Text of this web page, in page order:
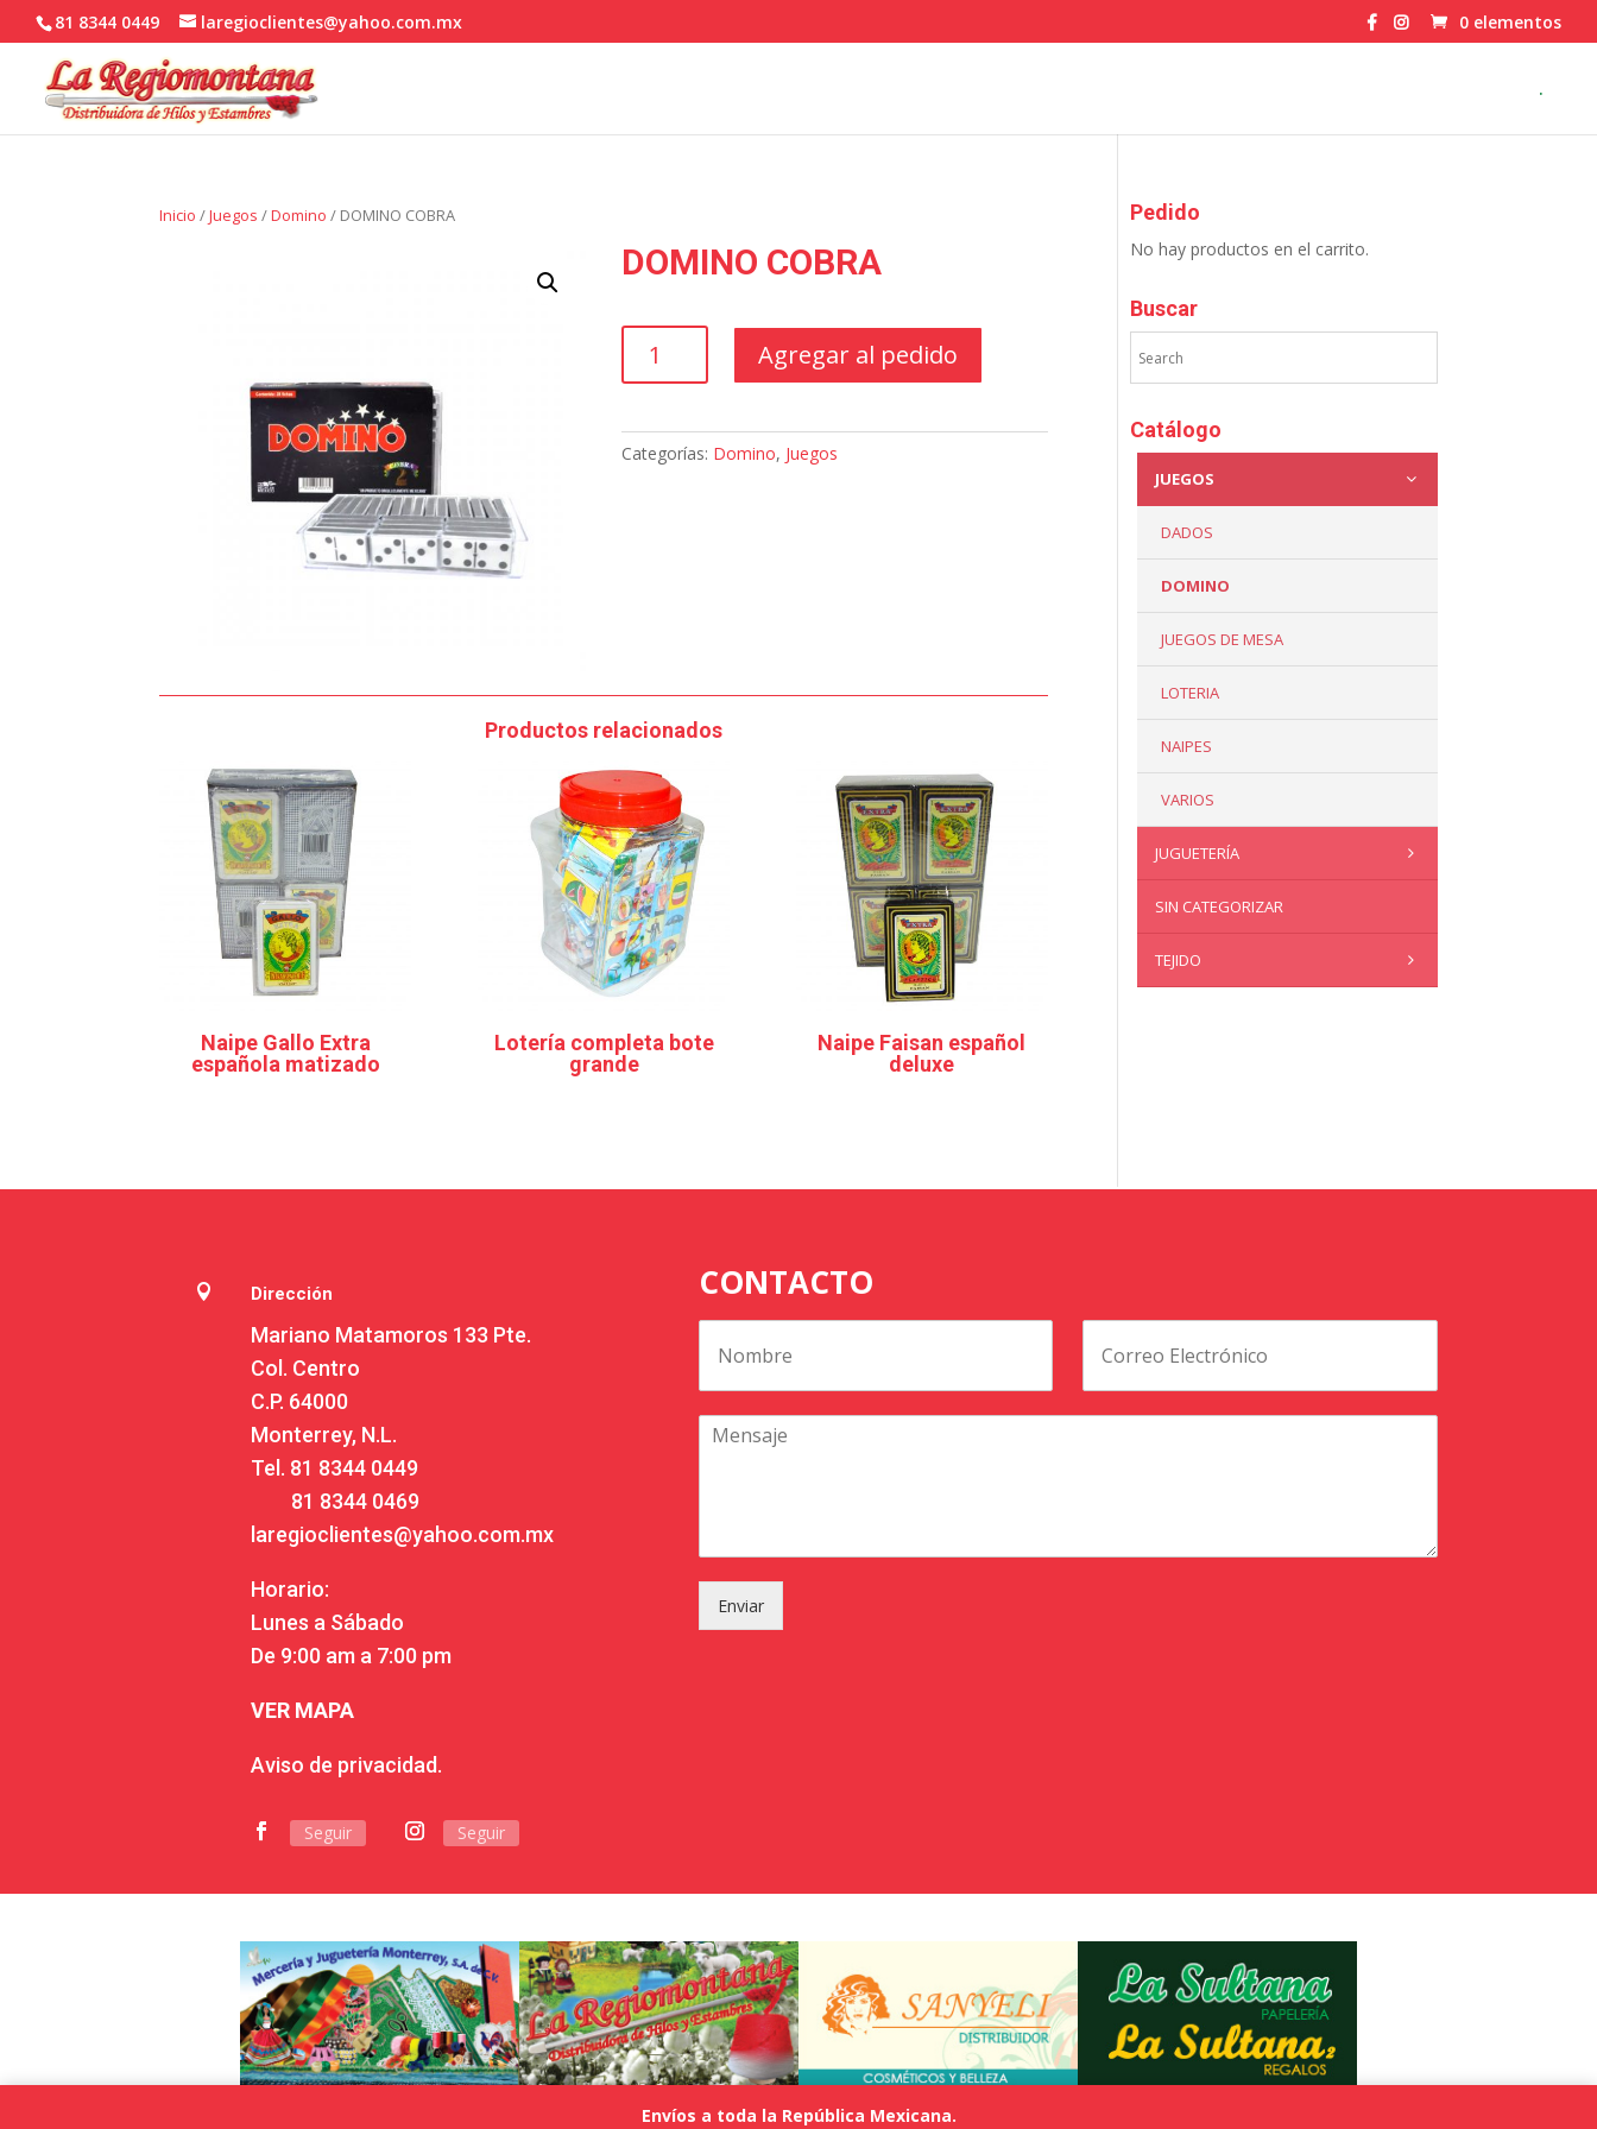
81 8344 0449 laregioclientes@yahoo.com.mx 0 elementos
.
Inicio /Juegos /Domino / DOMINO COBRA
DOMINO COBRA
COBRA
Agregar al pedido
Categorías: Domino, Juegos
Productos relacionados
Naipe Gallo Extra
española matizado
Lotería completa bote
grande
Naipe Faisan español
deluxe
Pedido
No hay productos en el carrito.
Buscar
Catálogo
JUEGOS
DADOS
DOMINO
JUEGOS DE MESA
LOTERIA
NAIPES
VARIOS
JUGUETERÍA
SIN CATEGORIZAR
TEJIDO
 Dirección
Mariano Matamoros 133 Pte.
Col. Centro
C.P. 64000
Monterrey, N.L.
Tel. 81 8344 0449
81 8344 0469
laregioclientes@yahoo.com.mx
Horario:
Lunes a Sábado
De 9:00 am a 7:00 pm
VER MAPA
Aviso de privacidad.
Seguir Seguir
CONTACTO
Enviar
Envíos a toda la República Mexicana.